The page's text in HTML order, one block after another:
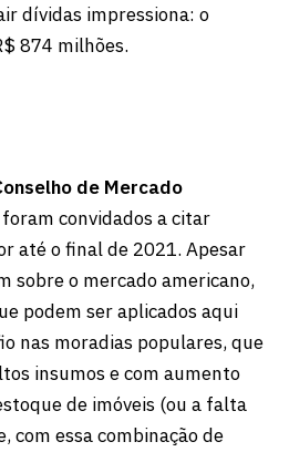
dívidas impressiona: o
874 milhões.
de Mercado
convidados a citar
até o final de 2021. Apesar
sobre o mercado americano,
podem ser aplicados aqui
nas moradias populares, que
insumos e com aumento
de imóveis (ou a falta
com essa combinação de